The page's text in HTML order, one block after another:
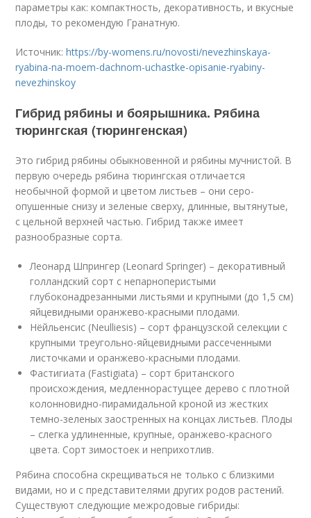
параметры как: компактность, декоративность, и вкусные
плоды, то рекомендую Гранатную.
Источник:https://by-womens.ru/novosti/nevezhinskaya-
ryabina-na-moem-dachnom-uchastke-opisanie-ryabiny-
nevezhinskoy
Гибрид рябины и боярышника. Рябина
тюрингская (тюрингенская)
Это гибрид рябины обыкновенной и рябины мучнистой. В
первую очередь рябина тюрингская отличается
необычной формой и цветом листьев – они серо-
опушенные снизу и зеленые сверху, длинные, вытянутые,
с цельной верхней частью. Гибрид также имеет
разнообразные сорта.
Леонард Шпрингер (Leonard Springer) – декоративный
голландский сорт с непарноперистыми
глубоконадрезанными листьями и крупными (до 1,5 см)
яйцевидными оранжево-красными плодами.
Нёйльенсис (Neulliesis) – сорт французской селекции с
крупными треугольно-яйцевидными рассеченными
листочками и оранжево-красными плодами.
Фастигиата (Fastigiata) – сорт британского
происхождения, медленнорастущее дерево с плотной
колонновидно-пирамидальной кроной из жестких
темно-зеленых заостренных на концах листьев. Плоды
– слегка удлиненные, крупные, оранжево-красного
цвета. Сорт зимостоек и неприхотлив.
Рябина способна скрещиваться не только с близкими
видами, но и с представителями других родов растений.
Существуют следующие межродовые гибриды: